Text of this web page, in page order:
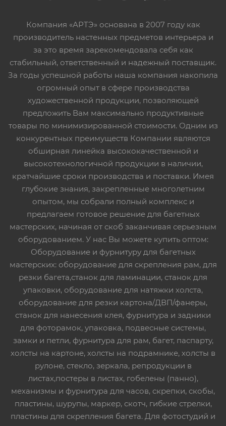
Компания «АРТЭ» основана в 2007 году как
производитель настенных предметов интерьера и
за это время зарекомендовала себя как
стабильный, ответственный и надежный поставщик.
За годы успешной работы наша компания накопила
огромный опыт в сфере производства
художественной продукции, позволяющей
предложить Вам максимально продуктивные
товары по минимизированной стоимости. Одним из
конкурентных преимуществ Компании являются
обширная линейка высококачественной и
высокотехнологичной продукции в наличии,
кратчайшие сроки производства и поставки. Имея
глубокие знания, закрепленные многолетним
опытом, мы собрали полный комплекс и
предлагаем готовое решение для багетных
мастерских, начиная от скоб заканчивая серьезным
оборудованием. У нас Вы можете купить оптом:
Оборудование и фурнитуру для багетных
мастерских: оборудование для скрепления рам, для
резки багета,станок для ламинации, станок для
упаковки, оборудование для натяжки холста,
оборудование для резки картона/ДВП/фанеры,
станок для нанесения клея, фурнитура и задники
для фоторамок, упаковка, подвесные системы,
замки и петли, фурнитура для рам, багет, паспарту,
холсты на картоне, холсты на подрамнике, холсты в
рулоне, стекло, зеркала, репродукции в
листах,постеры в листах, гобелены (панно),
механизмы и фурнитура для часов, скрепки, скобы,
пластины, шурупы, маркер, скотч, гибкие стрелки,
пластины для скрепления багета. Для фотостудий и